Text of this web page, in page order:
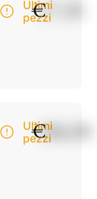
Ultimi
pezzi
€17,50
Ultimi
pezzi
€186,00